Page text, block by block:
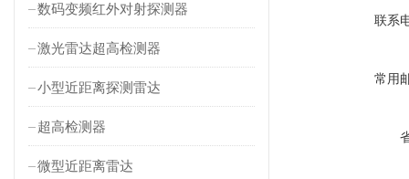
数码变频红外对射探测器
激光雷达超高检测器
小型近距离探测雷达
超高检测器
微型近距离雷达
联系
常用